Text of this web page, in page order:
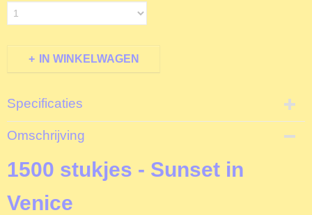
IN WINKELWAGEN
Specificaties
Productcode
D17124
EAN code
8412668171244
Educa
Omschrijving
1500 stukjes - Sunset in
Venice